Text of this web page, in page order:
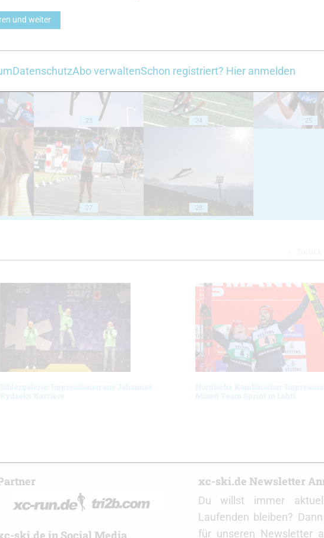
23 24 25
27 28
Bildergalerie: Impressionen aus Johannes
Rydzeks Karriere
Nordische Kombination:
Mixed Team Sprint in Lahti
ski.de in Social Media
xc-ski.de Newsletter
Du willst immer
Laufenden bleiben?
für unseren Newsletter
und weiter
DatenschutzAbo verwaltenSchon registriert? Hier anmelden